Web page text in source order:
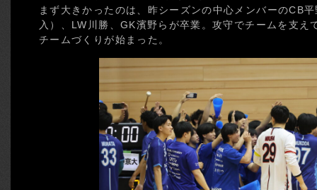
まず大きかったのは、昨シーズンの中心メンバーのCB
入）、LW川勝、GK濱野らが卒業。攻守でチームを支え
チームづくりが始まった。